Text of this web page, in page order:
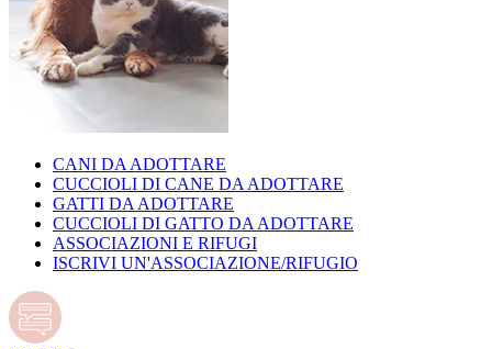
CANI DA ADOTTARE
CUCCIOLI DI CANE DA ADOTTARE
GATTI DA ADOTTARE
CUCCIOLI DI GATTO DA ADOTTARE
ASSOCIAZIONI E RIFUGI
ISCRIVI UN'ASSOCIAZIONE/RIFUGIO